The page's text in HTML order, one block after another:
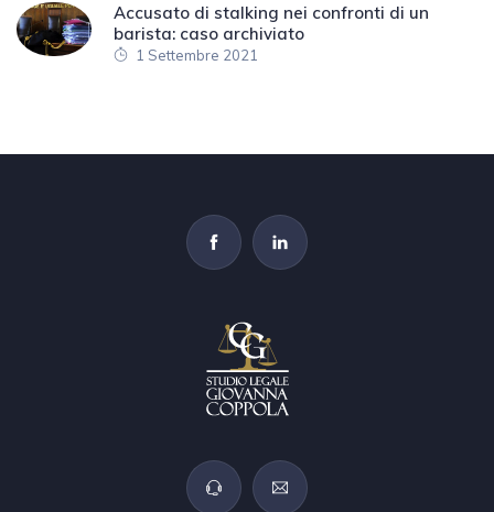
Accusato di stalking nei confronti di un
barista: caso archiviato
1 Settembre 2021